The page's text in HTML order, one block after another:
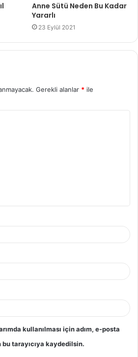
Anne Sütü Neden Bu Kadar
Yararlı
23 Eylül 2021
Gerekli alanlar * ile
kullanılması için adım, e-posta
tarayıcıya kaydedilsin.